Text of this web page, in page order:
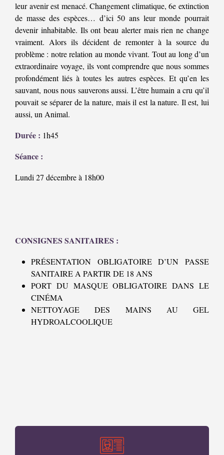
leur avenir est menacé. Changement climatique, 6e extinction
de masse des espèces… d’ici 50 ans leur monde pourrait
devenir inhabitable. Ils ont beau alerter mais rien ne change
vraiment. Alors ils décident de remonter à la source du
problème : notre relation au monde vivant. Tout au long d’un
extraordinaire voyage, ils vont comprendre que nous sommes
profondément liés à toutes les autres espèces. Et qu’en les
sauvant, nous nous sauverons aussi. L’être humain a cru qu’il
pouvait se séparer de la nature, mais il est la nature. Il est, lui
aussi, un Animal.
Durée : 1h45
Séance :
Lundi 27 décembre à 18h00
CONSIGNES SANITAIRES :
PRÉSENTATION OBLIGATOIRE D’UN PASSE
SANITAIRE A PARTIR DE 18 ANS
PORT DU MASQUE OBLIGATOIRE DANS LE
CINÉMA
NETTOYAGE DES MAINS AU GEL
HYDROALCOOLIQUE